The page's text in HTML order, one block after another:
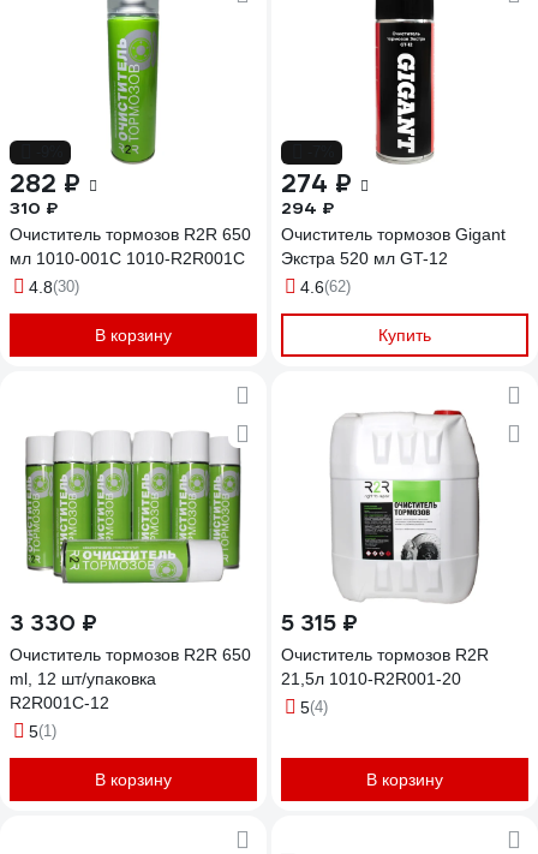
282 ₽
310 ₽
Очиститель тормозов R2R 650
мл 1010-001С 1010-R2R001С
4.8(30)
В корзину
274 ₽
294 ₽
Очиститель тормозов Gigant
Экстра 520 мл GT-12
4.6(62)
Купить
3 330 ₽
Очиститель тормозов R2R 650
ml, 12 шт/упаковка
R2R001С-12
5(1)
В корзину
5 315 ₽
Очиститель тормозов R2R
21,5л 1010-R2R001-20
5(4)
В корзину